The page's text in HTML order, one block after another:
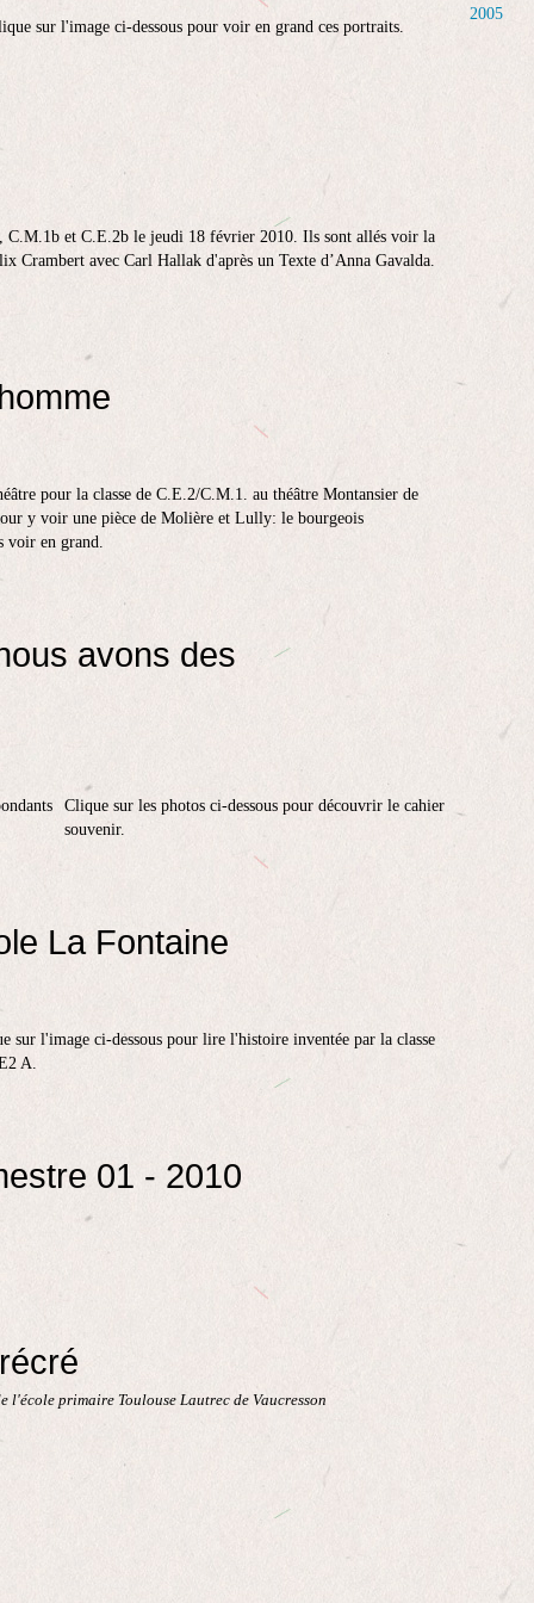
sur l'image ci-dessous pour voir en grand ces portraits.
C.M.1b et C.E.2b le jeudi 18 février 2010. Ils sont allés voir la
Crambert avec Carl Hallak d'après un Texte d’Anna Gavalda.
pour la classe de C.E.2/C.M.1. au théâtre Montansier de
y voir une pièce de Molière et Lully: le bourgeois
voir en grand.
avons des
Clique sur les photos ci-dessous pour découvrir le cahier
souvenir.
La Fontaine
sur l'image ci-dessous pour lire l'histoire inventée par la classe
A.
01 - 2010
l'école primaire Toulouse Lautrec de Vaucresson
2005